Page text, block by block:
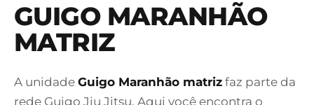
GUIGO MARANHÃO
MATRIZ
A unidade Guigo Maranhão matriz faz parte da
rede Guigo Jiu Jitsu. Aqui você encontra o